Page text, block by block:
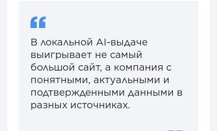
В локальной AI-выдаче
выигрывает не самый
большой сайт, а компания с
понятными, актуальными и
подтвержденными данными в
разных источниках.